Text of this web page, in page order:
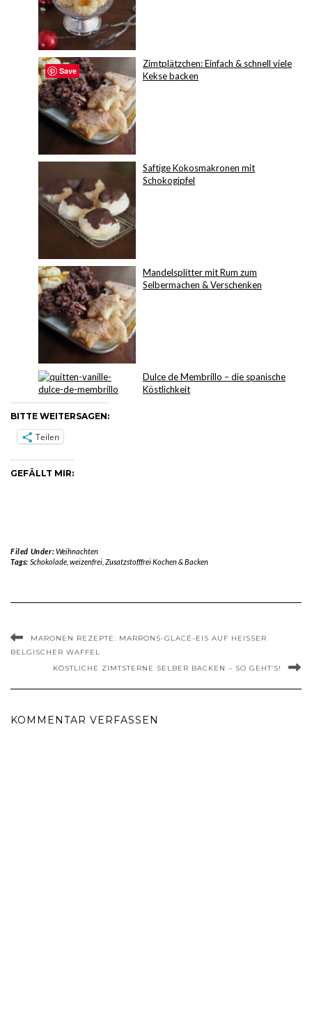
Zimtplätzchen: Einfach & schnell viele
Kekse backen
Saftige Kokosmakronen mit
Schokogipfel
Mandelsplitter mit Rum zum
Selbermachen & Verschenken
Dulce de Membrillo – die spanische
Köstlichkeit
BITTE WEITERSAGEN:
Teilen
GEFÄLLT MIR:
Filed Under:Weihnachten
Tags: Schokolade, weizenfrei, Zusatzstofffrei Kochen & Backen
MARONEN REZEPTE: MARRONS-GLACÉ-EIS AUF HEISSER B
ELGISCHER WAFFEL
KÖSTLICHE ZIMTSTERNE SELBER BACKEN – SO GEHT’S!
KOMMENTAR VERFASSEN
Save